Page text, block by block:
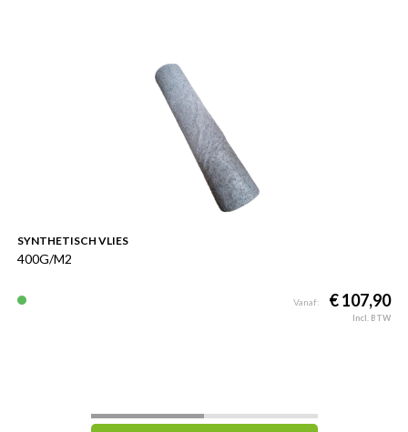
SYNTHETISCH VLIES
400G/M2
Vanaf: € 107,90
Incl. BTW